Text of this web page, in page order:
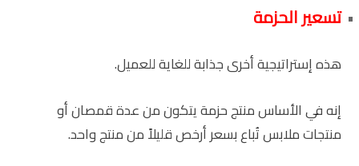
تسعير الحزمة
هذه إستراتيجية أخرى جذابة للغاية للعميل.
إنه في الأساس منتج حزمة يتكون من عدة قمصان أو
منتجات ملابس تُباع بسعر أرخص قليلاً من منتج واحد.